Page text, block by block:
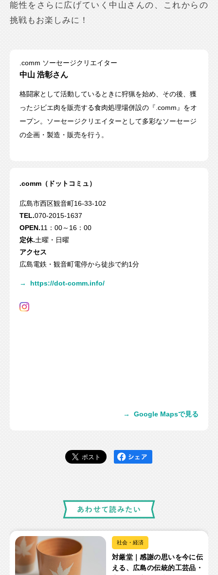
能性をさらに広げていく中山さんの、これからの
挑戦もお楽しみに！
.comm ソーセージクリエイター
中山 浩彰さん
格闘家として活動しているときに狩猟を始め、その後、獲
ったジビエ肉を販売する食肉処理場併設の『.comm』をオ
ープン。ソーセージクリエイターとして多彩なソーセージ
の企画・製造・販売を行う。
.comm（ドットコミュ）
広島市西区観音町16-33-102
TEL.070-2015-1637
OPEN.11：00～16：00
定休.土曜・日曜
アクセス
広島電鉄・観音町電停から徒歩で約1分
→ https://dot-comm.info/
→ Google Mapsで見る
社会・経済
対厳堂｜感謝の思いを今に伝
える、広島の伝統的工芸品・